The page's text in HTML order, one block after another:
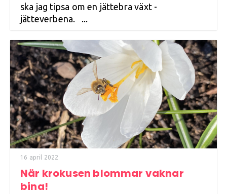
ska jag tipsa om en jättebra växt -
jätteverbena. ...
16 april 2022
När krokusen blommar vaknar
bina!